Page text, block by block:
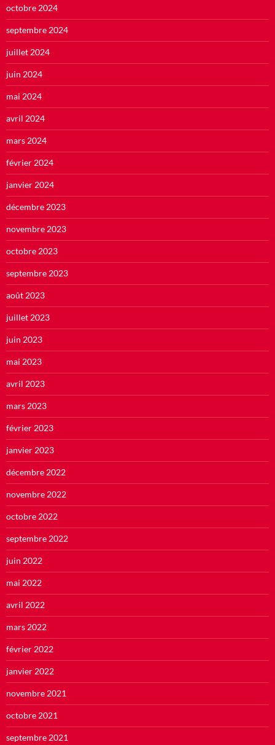
octobre 2024
septembre 2024
juillet 2024
juin 2024
mai 2024
avril 2024
mars 2024
février 2024
janvier 2024
décembre 2023
novembre 2023
octobre 2023
septembre 2023
août 2023
juillet 2023
juin 2023
mai 2023
avril 2023
mars 2023
février 2023
janvier 2023
décembre 2022
novembre 2022
octobre 2022
septembre 2022
juin 2022
mai 2022
avril 2022
mars 2022
février 2022
janvier 2022
novembre 2021
octobre 2021
septembre 2021